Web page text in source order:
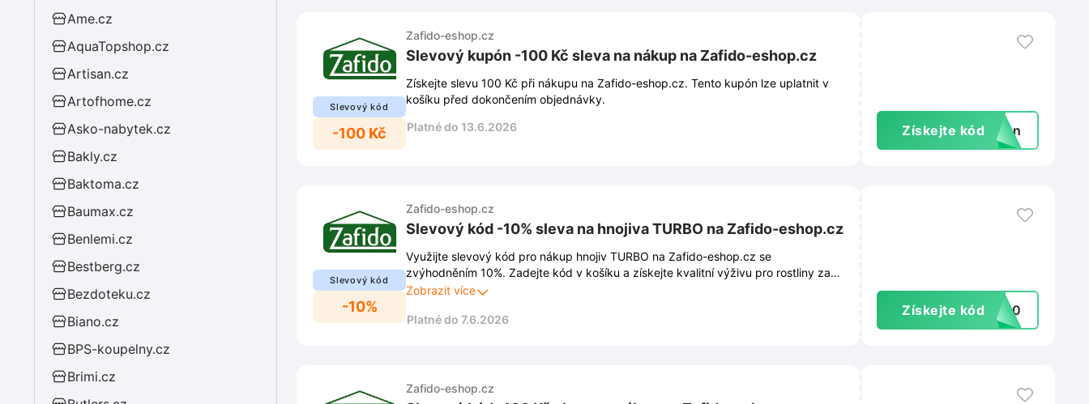
Ame.cz
AquaTopshop.cz
Artisan.cz
Artofhome.cz
Asko-nabytek.cz
Bakly.cz
Baktoma.cz
Baumax.cz
Benlemi.cz
Bestberg.cz
Bezdoteku.cz
Biano.cz
BPS-koupelny.cz
Brimi.cz
Slevový kód
-100 Kč
Zafido-eshop.cz
Slevový kupón -100 Kč sleva na nákup na Zafido-eshop.cz
Získejte slevu 100 Kč při nákupu na Zafido-eshop.cz. Tento kupón lze uplatnit v
košíku před dokončením objednávky.
Platné do 13.6.2026
Získejte kód rkpn
Slevový kód
-10%
Zafido-eshop.cz
Slevový kód -10% sleva na hnojiva TURBO na Zafido-eshop.cz
Využijte slevový kód pro nákup hnojiv TURBO na Zafido-eshop.cz se
zvýhodněním 10%. Zadejte kód v košíku a získejte kvalitní výživu pro rostliny za
výhodnější cenu.
Zobrazit více
Platné do 7.6.2026
Získejte kódBO10
Zafido-eshop.cz